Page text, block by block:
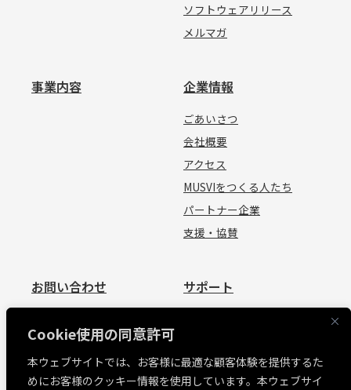
Cookie使用の同意許可
本ウェブサイトでは、お客様に最適な顧客体験を提供するた
めにお客様のクッキー情報を使用しています。本ウェブサイ
ソフトウェアリリース
メルマガ
事業内容 企業情報
ごあいさつ
会社概要
アクセス
MUSVIをつくる人たち
パートナー企業
支援・協賛
お問い合わせ
見積依頼
サポート
お問い合わせ
MUSVI BASE ログイン